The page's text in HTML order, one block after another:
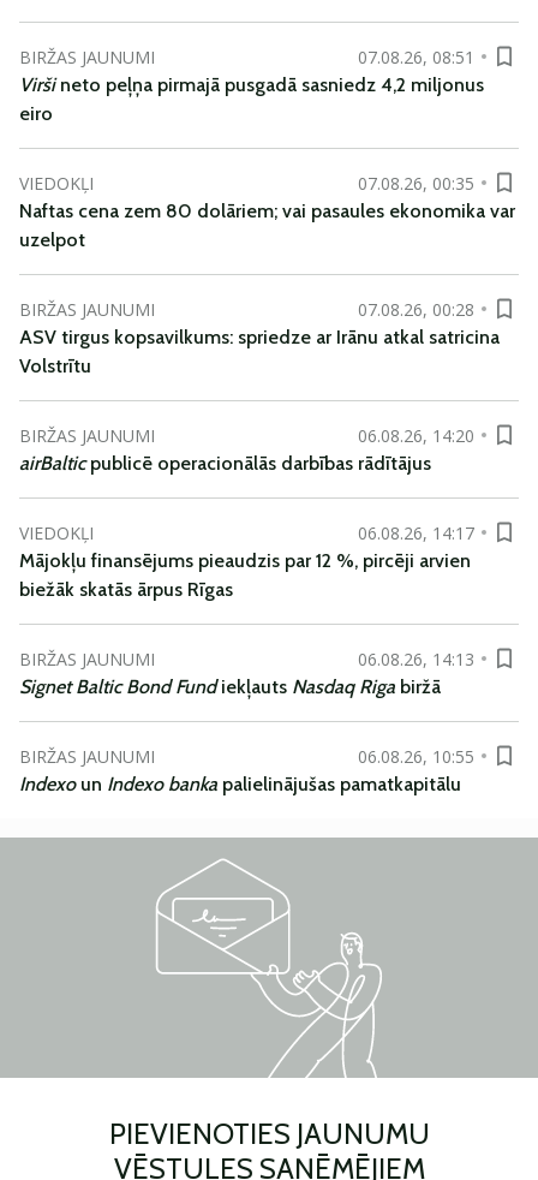
BIRŽAS JAUNUMI
07.08.26, 08:51
Viršineto peļņa pirmajā pusgadā sasniedz 4,2 miljonus
eiro
VIEDOKĻI
07.08.26, 00:35
Naftas cena zem 80 dolāriem; vai pasaules ekonomika var
uzelpot
BIRŽAS JAUNUMI
07.08.26, 00:28
ASV tirgus kopsavilkums: spriedze ar Irānu atkal satricina
Volstrītu
BIRŽAS JAUNUMI
06.08.26, 14:20
airBalticpublicē operacionālās darbības rādītājus
VIEDOKĻI
06.08.26, 14:17
Mājokļu finansējums pieaudzis par 12 %, pircēji arvien
biežāk skatās ārpus Rīgas
BIRŽAS JAUNUMI
06.08.26, 14:13
Signet Baltic Bond Fundiekļauts Nasdaq Riga biržā
BIRŽAS JAUNUMI
06.08.26, 10:55
Indexoun Indexo banka palielinājušas pamatkapitālu
PIEVIENOTIES JAUNUMU
VĒSTULES SAŅĒMĒJIEM